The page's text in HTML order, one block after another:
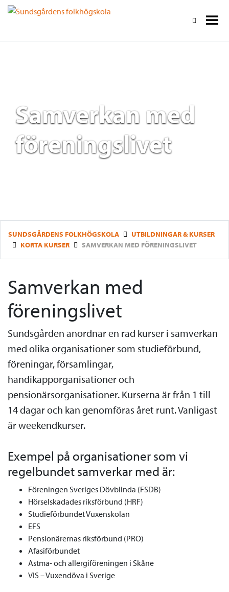
Samverkan med
föreningslivet
SUNDSGÅRDENS FOLKHÖGSKOLA
UTBILDNINGAR & KURSER
KORTA KURSER
SAMVERKAN MED FÖRENINGSLIVET
Samverkan med
föreningslivet
Sundsgården anordnar en rad kurser i samverkan
med olika organisationer som studieförbund,
föreningar, församlingar,
handikapporganisationer och
pensionärsorganisationer. Kurserna är från 1 till
14 dagar och kan genomföras året runt. Vanligast
är weekendkurser.
Exempel på organisationer som vi
regelbundet samverkar med är:
Föreningen Sveriges Dövblinda (FSDB)
Hörselskadades riksförbund (HRF)
Studieförbundet Vuxenskolan
EFS
Pensionärernas riksförbund (PRO)
Afasiförbundet
Astma- och allergiföreningen i Skåne
VIS – Vuxendöva i Sverige